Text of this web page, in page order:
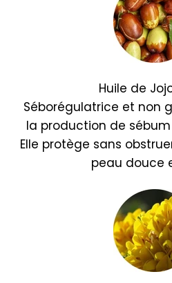
Huile de
Séborégulatrice et non
la production de
Elle protège sans
peau douce